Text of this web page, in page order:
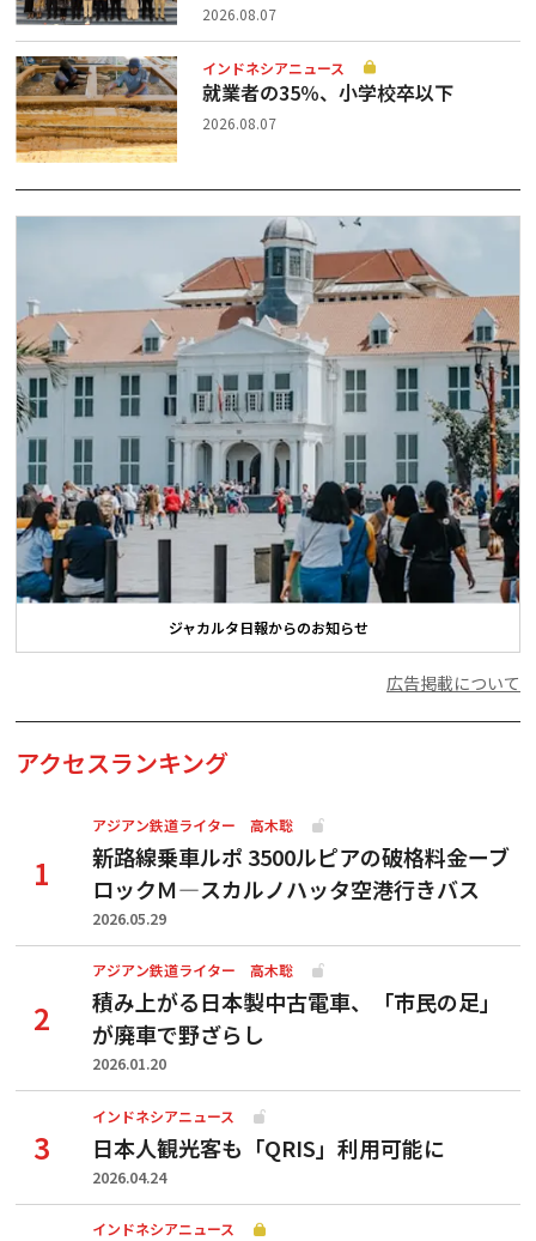
2026.08.07
インドネシアニュース
就業者の35％、小学校卒以下
2026.08.07
ジャカルタ日報からのお知らせ
広告掲載について
アクセスランキング
アジアン鉄道ライター 高木聡
新路線乗車ルポ 3500ルピアの破格料金ーブ
ロックＭ―スカルノハッタ空港行きバス
2026.05.29
アジアン鉄道ライター 高木聡
積み上がる日本製中古電車、「市民の足」
が廃車で野ざらし
2026.01.20
インドネシアニュース
日本人観光客も「QRIS」利用可能に
2026.04.24
インドネシアニュース